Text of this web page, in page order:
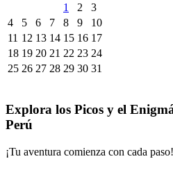
1
2
3
4
5 6 7 8 9
10
11 12 13 14 15 16 17
18 19 20 21 22 23 24
25 26 27 28 29 30 31
Explora los Picos y el
Perú
¡Tu aventura comienza con cada paso!